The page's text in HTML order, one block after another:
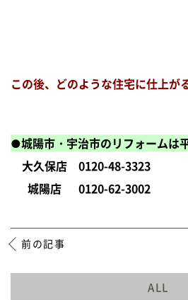
この後、どのような住宅に仕上が
●城陽市・宇治市のリフォームは
大久保店 0120-48-3323
城陽店 0120-62-3002
前の記事
ALL